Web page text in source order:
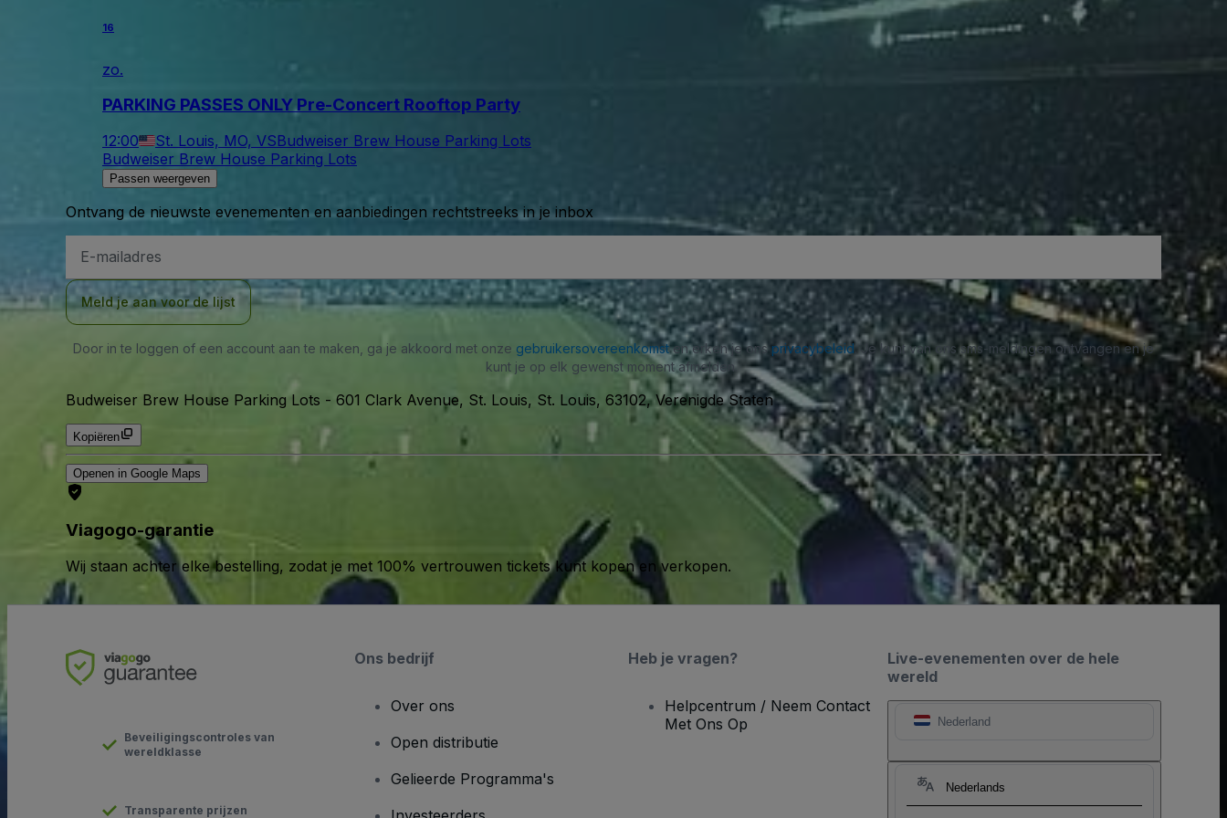
16
zo.
PARKING PASSES ONLY Pre-Concert Rooftop Party
12:00 St. Louis, MO, VSBudweiser Brew House Parking Lots
Budweiser Brew House Parking Lots
Passen weergeven
Ontvang de nieuwste evenementen en aanbiedingen rechtstreeks in je inbox
mailadres
Meld je aan voor de lijst
Door in te loggen of een account aan te maken, ga je akkoord met onze gebruikersovereenkomsten erken je onsprivacybeleid. Je kunt van ons sms-meldingen ontvangen en je
kunt je op elk gewenst moment afmelden.
Budweiser Brew House Parking Lots - 601 Clark Avenue, St. Louis, St. Louis, 63102, Verenigde Staten
Kopiëren
Openen in Google Maps
Viagogo-garantie
Wij staan achter elke bestelling, zodat je met 100% vertrouwen tickets kunt kopen en verkopen.
Live-evenementen over de hele
wereld
Nederland
Nederlands
Beveiligingscontroles van
wereldklasse
Transparente prijzen
Ons bedrijf
Over ons
Open distributie
Gelieerde Programma's
Heb je vragen?
Helpcentrum / Neem Contact
Met Ons Op